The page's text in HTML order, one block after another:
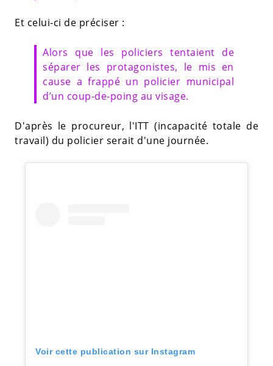
Et celui-ci de préciser :
Alors que les policiers tentaient de
séparer les protagonistes, le mis en
cause a frappé un policier municipal
d’un coup-de-poing au visage.
D'après le procureur, l'ITT (incapacité totale de
travail) du policier serait d'une journée.
Voir cette publication sur Instagram